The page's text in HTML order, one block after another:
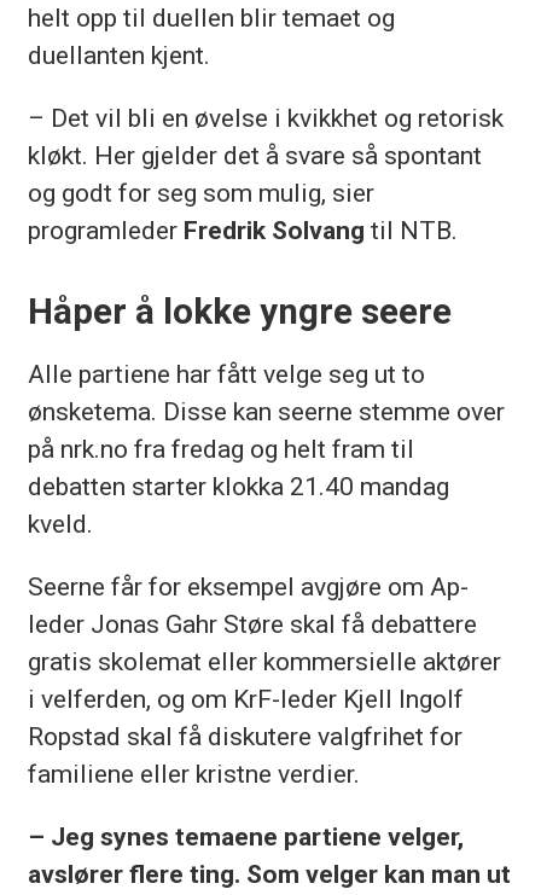
helt opp til duellen blir temaet og
duellanten kjent.
– Det vil bli en øvelse i kvikkhet og retorisk
kløkt. Her gjelder det å svare så spontant
og godt for seg som mulig, sier
programleder Fredrik Solvang til NTB.
Håper å lokke yngre seere
Alle partiene har fått velge seg ut to
ønsketema. Disse kan seerne stemme over
på nrk.no fra fredag og helt fram til
debatten starter klokka 21.40 mandag
kveld.
Seerne får for eksempel avgjøre om Ap-
leder Jonas Gahr Støre skal få debattere
gratis skolemat eller kommersielle aktører
i velferden, og om KrF-leder Kjell Ingolf
Ropstad skal få diskutere valgfrihet for
familiene eller kristne verdier.
– Jeg synes temaene partiene velger,
avslører flere ting. Som velger kan man ut